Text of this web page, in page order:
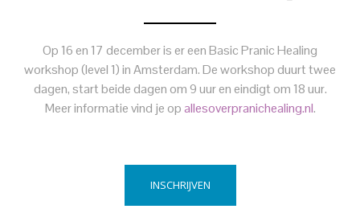
Op 16 en 17 december is er een Basic Pranic Healing
workshop (level 1) in Amsterdam. De workshop duurt twee
dagen, start beide dagen om 9 uur en eindigt om 18 uur.
Meer informatie vind je opallesoverpranichealing.nl.
INSCHRIJVEN